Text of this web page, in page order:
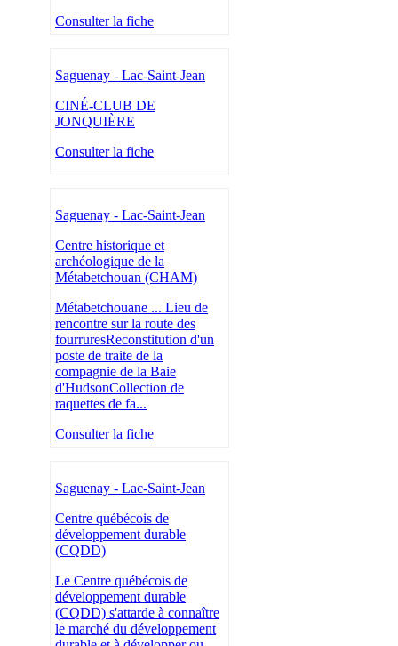
Consulter la fiche
Saguenay - Lac-Saint-Jean
CINÉ-CLUB DE
JONQUIÈRE
Consulter la fiche
Saguenay - Lac-Saint-Jean
Centre historique et
archéologique de la
Métabetchouan (CHAM)
Métabetchouane ... Lieu de
rencontre sur la route des
fourruresReconstitution d'un
poste de traite de la
compagnie de la Baie
d'HudsonCollection de
raquettes de fa...
Consulter la fiche
Saguenay - Lac-Saint-Jean
Centre québécois de
développement durable
(CQDD)
Le Centre québécois de
développement durable
(CQDD) s'attarde à connaître
le marché du développement